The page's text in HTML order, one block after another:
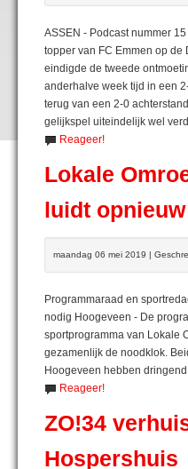
ASSEN - Podcast nummer
topper van FC Emmen op de
eindigde de tweede
anderhalve week tijd in een
terug van een 2-0
gelijkspel uiteindelijk wel
Reageer!
Lokale
luidt
maandag 06 mei 2019 |
Programmaraad en
nodig Hoogeveen - De
sportprogramma van Lokale
gezamenlijk de noodklok.
Hoogeveen hebben
Reageer!
ZO!34
Hospershuis